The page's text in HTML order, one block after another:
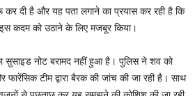
दी है और यह पता लगाने का प्रयास कर रही है कि
कदम को उठाने के लिए मजबूर किया।
सुसाइड नोट बरामद नहीं हुआ है। पुलिस ने शव को
फारेंसिक टीम द्वारा बैरक की जांच की जा रही है। साथ